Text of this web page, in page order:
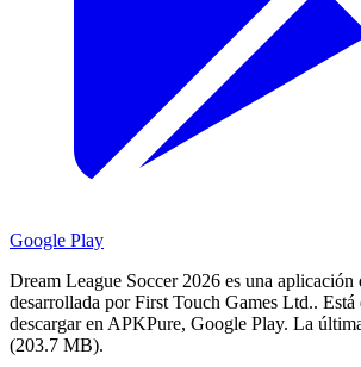
Google Play
Dream League Soccer 2026 es una aplicación
desarrollada por First Touch Games Ltd.. Está
descargar en APKPure, Google Play. La
(203.7 MB).